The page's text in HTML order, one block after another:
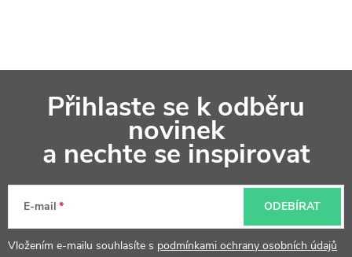
a
Přihlaste se k odběru
novinek
a nechte se inspirovat
E-mail
Vložením e-mailu souhlasíte s podmínkami ochrany osobních údajů
ODEBÍRAT